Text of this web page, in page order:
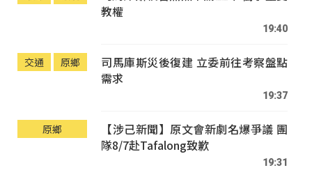
教權
19:40
交通 原鄉
司馬庫斯災後復建 立委前往考察盤點
需求
19:37
原鄉
【涉己新聞】原文會新劇名爆爭議 團
隊8/7赴Tafalong致歉
19:31